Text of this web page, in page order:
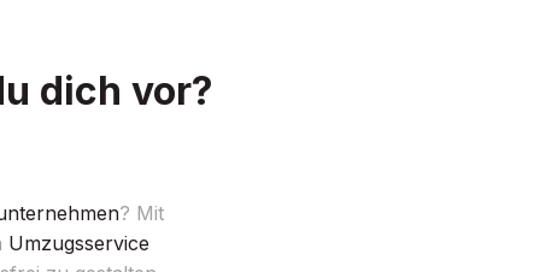
dich vor?
? Mit
Umzugsservice